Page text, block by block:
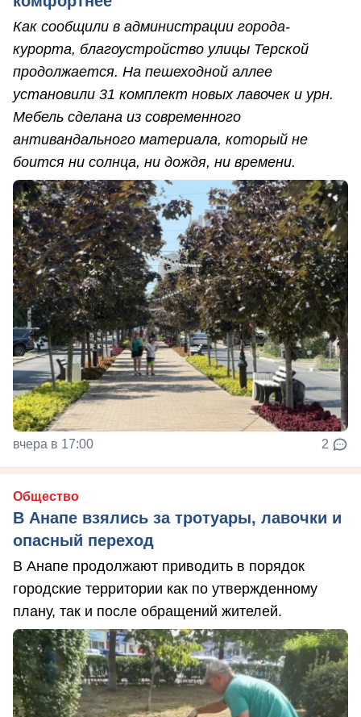
Как сообщили в администрации города-
курорта, благоустройство улицы Терской
продолжается. На пешеходной аллее
установили 31 комплект новых лавочек и урн.
Мебель сделана из современного
антивандального материала, который не
боится ни солнца, ни дождя, ни времени.
вчера в 17:00 2
Общество
В Анапе взялись за тротуары, лавочки и
опасный переход
В Анапе продолжают приводить в порядок
городские территории как по утвержденному
плану, так и после обращений жителей.